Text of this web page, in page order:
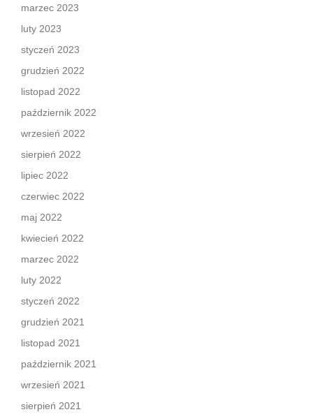
marzec 2023
luty 2023
styczeń 2023
grudzień 2022
listopad 2022
październik 2022
wrzesień 2022
sierpień 2022
lipiec 2022
czerwiec 2022
maj 2022
kwiecień 2022
marzec 2022
luty 2022
styczeń 2022
grudzień 2021
listopad 2021
październik 2021
wrzesień 2021
sierpień 2021